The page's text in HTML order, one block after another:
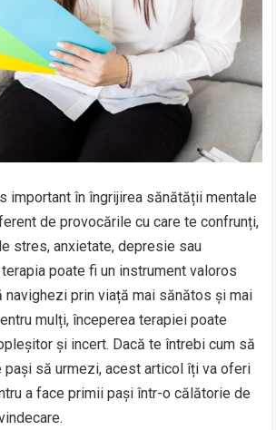
important în îngrijirea sănătății mentale
de provocările cu care te confrunți,
stres, anxietate, depresie sau
poate fi un instrument valoros
navighezi prin viață mai sănătos și mai
mulți, începerea terapiei poate
și incert. Dacă te întrebi cum să
pași să urmezi, acest articol îți va oferi
a face primii pași într-o călătorie de